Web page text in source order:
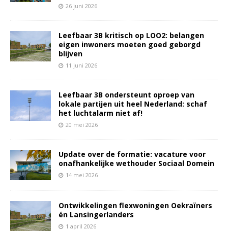
26 juni 2026
Leefbaar 3B kritisch op LOO2: belangen
eigen inwoners moeten goed geborgd
blijven
11 juni 2026
Leefbaar 3B ondersteunt oproep van
lokale partijen uit heel Nederland: schaf
het luchtalarm niet af!
20 mei 2026
Update over de formatie: vacature voor
onafhankelijke wethouder Sociaal Domein
14 mei 2026
Ontwikkelingen flexwoningen Oekraïners
én Lansingerlanders
1 april 2026